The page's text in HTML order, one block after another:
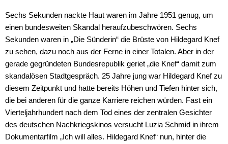
Sechs Sekunden nackte Haut waren im Jahre 1951 genug, um
einen bundesweiten Skandal heraufzubeschwören. Sechs
Sekunden waren in „Die Sünderin“ die Brüste von Hildegard Knef
zu sehen, dazu noch aus der Ferne in einer Totalen. Aber in der
gerade gegründeten Bundesrepublik geriet „die Knef“ damit zum
skandalösen Stadtgespräch. 25 Jahre jung war Hildegard Knef zu
diesem Zeitpunkt und hatte bereits Höhen und Tiefen hinter sich,
die bei anderen für die ganze Karriere reichen würden. Fast ein
Vierteljahrhundert nach dem Tod eines der zentralen Gesichter
des deutschen Nachkriegskinos versucht Luzia Schmid in ihrem
Dokumentarfilm „Ich will alles. Hildegard Knef“ nun, hinter die